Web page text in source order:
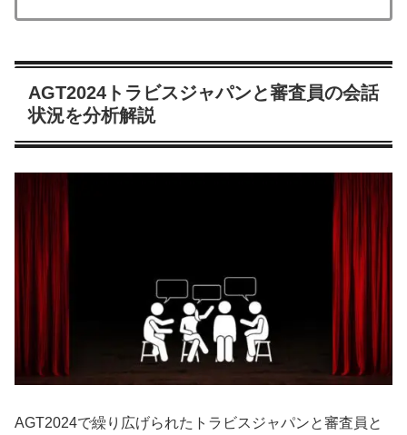
AGT2024トラビスジャパンと審査員の会話
状況を分析解説
AGT2024で繰り広げられたトラビスジャパンと審査員と